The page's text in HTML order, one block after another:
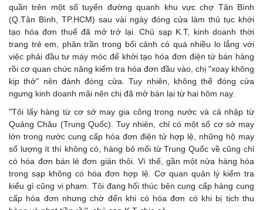
quần trên một số tuyến đường quanh khu vực chợ Tân Bình
(Q.Tân Bình, TP.HCM) sau vài ngày đóng cửa làm thủ tục khởi
tạo hóa đơn thuế đã mở trở lại. Chủ sạp K.T, kinh doanh thời
trang trẻ em, phân trần trong bối cảnh có quá nhiều lo lắng với
việc phải đầu tư máy móc để khởi tạo hóa đơn điện tử bán hàng
rồi cơ quan chức năng kiểm tra hóa đơn đầu vào, chị "xoay không
kịp thở" nên đành đóng cửa. Tuy nhiên, không thể đóng cửa
ngưng kinh doanh mãi nên chị đã mở bán lại từ hai hôm nay.
"Tôi lấy hàng từ cơ sở may gia công trong nước và cả nhập từ
Quảng Châu (Trung Quốc). Tuy nhiên, chỉ có một số cơ sở may
lớn trong nước cung cấp hóa đơn điện tử hợp lệ, những hộ may
số lượng ít thì không có, hàng bỏ mối từ Trung Quốc về cũng chỉ
có hóa đơn bán lẻ đơn giản thôi. Vì thế, gần một nửa hàng hóa
trong sạp không có hóa đơn hợp lệ. Cơ quan quản lý kiểm tra
kiểu gì cũng vi phạm. Tôi đang hối thúc bên cung cấp hàng cung
cấp hóa đơn nhưng chờ đến khi có hóa đơn có khi bị tịch thu